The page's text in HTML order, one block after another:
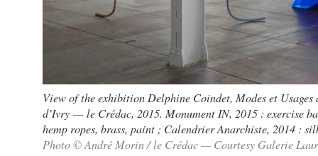
View of the exhibition Delphine Coindet, Modes et
d’Ivry — le Crédac, 2015. Monument IN, 2015 : exercise
hemp ropes, brass, paint ; Calendrier Anarchiste, 2014 :
Photo © André Morin / le Crédac — Courtesy Galerie